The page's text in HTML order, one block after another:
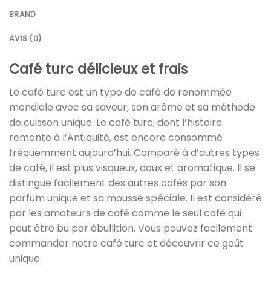
BRAND
AVIS (0)
Café turc délicieux et frais
Le café turc est un type de café de renommée
mondiale avec sa saveur, son arôme et sa méthode
de cuisson unique. Le café turc, dont l’histoire
remonte à l’Antiquité, est encore consommé
fréquemment aujourd’hui. Comparé à d’autres types
de café, il est plus visqueux, doux et aromatique. Il se
distingue facilement des autres cafés par son
parfum unique et sa mousse spéciale. Il est considéré
par les amateurs de café comme le seul café qui
peut être bu par ébullition. Vous pouvez facilement
commander notre café turc et découvrir ce goût
unique.